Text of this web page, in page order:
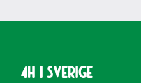
4H i Sverige